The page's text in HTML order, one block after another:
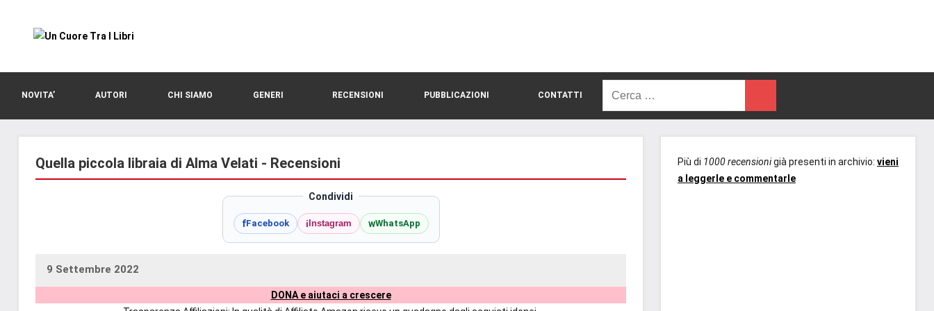
contenuto
Cuore
Tra
I
romance
e
non
Recensioni,
NOVITA’ AUTORI CHI SIAMO GENERI RECENSIONI PUBBLICAZIONI CONTATTI
Quella piccola libraia di Alma Velati - Recensioni
Condividi
fFacebook i Instagram wWhatsApp
9 Settembre 2022
DONA e aiutaci a crescere
Più di 1000 recensionigià presenti in archivio: vieni
a leggerle e commentarle